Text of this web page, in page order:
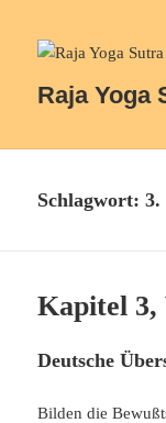
Raja Yoga
Schlagwort:3.
Kapitel 3,
Deutsche
Bilden die